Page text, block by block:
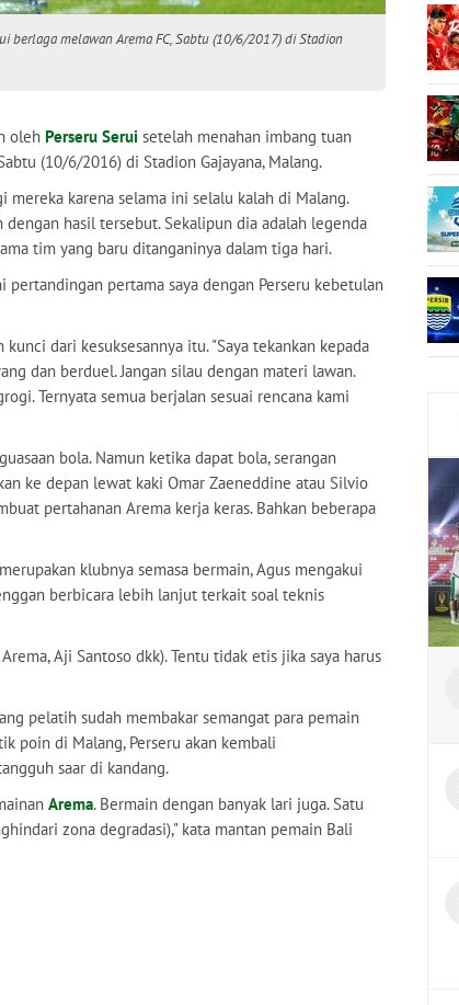
berlaga melawan Arema FC, Sabtu (10/6/2017) di Stadion
oleh Perseru Serui setelah menahan imbang tuan
(10/6/2016) di Stadion Gajayana, Malang.
karena selama ini selalu kalah di Malang.
dengan hasil tersebut. Sekalipun dia adalah legenda
tim yang baru ditanganinya dalam tiga hari.
pertandingan pertama saya dengan Perseru kebetulan
dari kesuksesannya itu. "Saya tekankan kepada
dan berduel. Jangan silau dengan materi lawan.
Ternyata semua berjalan sesuai rencana kami
bola. Namun ketika dapat bola, serangan
ke depan lewat kaki Omar Zaeneddine atau Silvio
pertahanan Arema kerja keras. Bahkan beberapa
klubnya semasa bermain, Agus mengakui
berbicara lebih lanjut terkait soal teknis
Aji Santoso dkk). Tentu tidak etis jika saya harus
pelatih sudah membakar semangat para pemain
poin di Malang, Perseru akan kembali
saar di kandang.
Arema. Bermain dengan banyak lari juga. Satu
zona degradasi)," kata mantan pemain Bali